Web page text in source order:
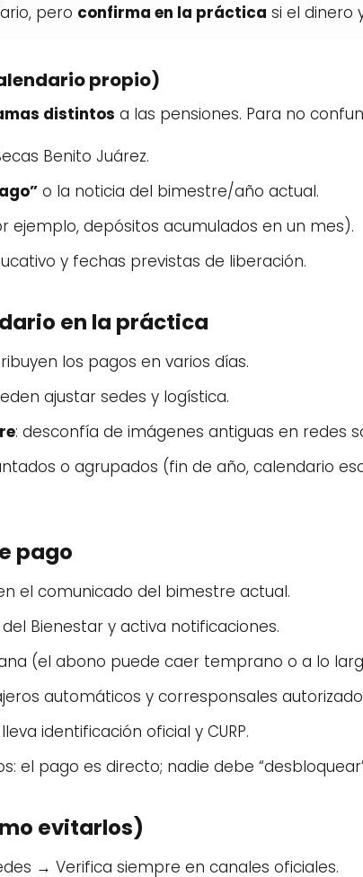
pero confirma en la práctica si el dinero
propio)
distintos a las pensiones. Para no
Benito Juárez.
o la noticia del bimestre/año actual.
ejemplo, depósitos acumulados en un mes).
y fechas previstas de liberación.
en la práctica
los pagos en varios días.
ajustar sedes y logística.
: desconfía de imágenes antiguas en redes
o agrupados (fin de año, calendario
pago
el comunicado del bimestre actual.
Bienestar y activa notificaciones.
(el abono puede caer temprano o a lo
automáticos y corresponsales
identificación oficial y CURP.
el pago es directo; nadie debe
evitarlos)
→ Verifica siempre en canales oficiales.